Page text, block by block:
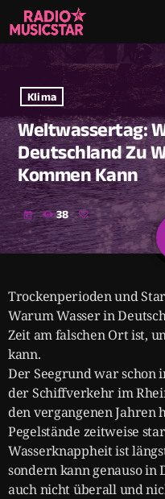
Klima
Weltwassertag:
Deutschland Zu
Kommen Kann
today 38
Trockenperioden und
Warum Wasser in
Zeit am falschen Ort ist,
kann.
Der Seegrund war schon
der Schiffverkehr im
den vergangenen Jahren
Pegelstände zeitweise
Wasserknappheit ist
sondern kann genauso in
auch nicht überall und